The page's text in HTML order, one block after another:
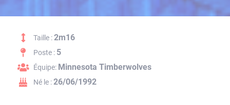
Taille :2m16
Poste : 5
Équipe: Minnesota Timberwolves
Né le :26/06/1992